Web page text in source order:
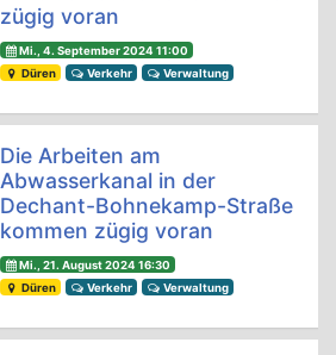
zügig voran
Mi., 4. September 2024 11:00
Düren
Verkehr Verwaltung
Die Arbeiten am
Abwasserkanal in der
Dechant-Bohnekamp-Straße
kommen zügig voran
Mi., 21. August 2024 16:30
Düren
Verkehr Verwaltung